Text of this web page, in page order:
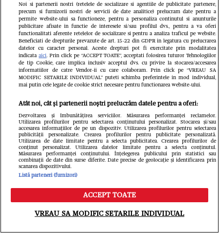
Libertatea
Îmbulzeală și bătaie pe promoții la
deschiderea magazinului lui Călin
Donca din București. O femeie a fost
Meniu Caută
Noi si partenerii nostri (retelele de socializare si agentiile de publicitate partenere,
precum si furnizorii nostri de servicii de date analitice) prelucram date pentru a
permite website-ului sa functioneze, pentru a personaliza continutul si anunturile
publicitare afisate in functie de interesele si/sau profilul dvs., pentru a va oferi
functionalitati aferente retelelor de socializare si pentru a analiza traficul pe website.
Beneficiati de drepturile prevazute de art. 15-22 din GDPR in legatura cu prelucrarea
datelor cu caracter personal. Aceste drepturi pot fi exercitate prin modalitatea
indicataaici. Prin click pe “ACCEPT TOATE”, acceptati folosirea tuturor Tehnologiilor
de tip Cookie, care implica inclusiv acceptul dvs. cu privire la stocarea/accesarea
informatiilor de catre Vendor-ii cu care colaboram. Prin click pe “VREAU SA
MODIFIC SETARILE INDIVIDUAL” puteti schimba preferintele in mod individual,
mai putin cele legate de cookie strict necesare pentru functionarea website-ului.
Atât noi, cât și partenerii noștri prelucrăm datele pentru a oferi:
Dezvoltarea și îmbunătățirea serviciilor. Măsurarea performanței reclamelor.
Utilizarea profilurilor pentru selectarea conținutului personalizat. Stocarea și/sau
accesarea informațiilor de pe un dispozitiv. Utilizarea profilurilor pentru selectarea
publicității personalizate. Crearea profilurilor pentru publicitate personalizată.
Utilizarea de date limitate pentru a selecta publicitatea. Crearea profilurilor de
conținut personalizat. Utilizarea datelor limitate pentru a selecta conținutul.
Măsurarea performanței conținutului. Înțelegerea publicului prin statistici sau
combinații de date din surse diferite. Date precise de geolocație și identificarea prin
scanarea dispozitivului.
Listă parteneri (furnizori)
ACCEPT TOATE
VREAU SA MODIFIC SETARILE INDIVIDUAL